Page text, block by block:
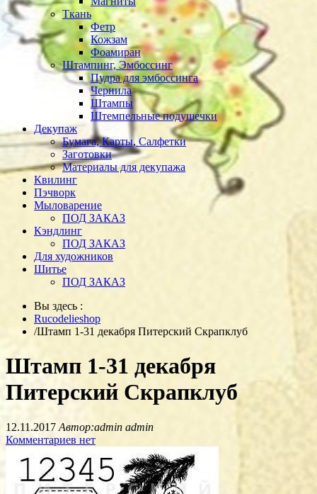
Ткань
Фетр
Кожзам
Фоамиран
Штампинг, Эмбоссинг
Пудра для эмбоссинга
Чернила
Штампы
Штемпельные подушечки
Декупаж
Бумага, Карты, Салфетки
Заготовки
Материалы для декупажа
Квилинг
Пэчворк
Мыловарение
ПОД ЗАКАЗ
Кэндлинг
ПОД ЗАКАЗ
Для художников
Шитье
ПОД ЗАКАЗ
Вы здесь :
Rucodelieshop
/Штамп 1-31 декабря Питерский Скрапклуб
Штамп 1-31 декабря
Питерский Скрапклуб
12.11.2017 Автор:admin admin
Комментариев нет